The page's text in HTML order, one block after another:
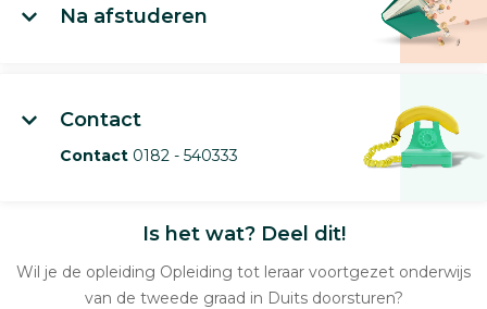
Na afstuderen
Contact
Contact 0182 - 540333
Is het wat? Deel dit!
Wil je de opleiding Opleiding tot leraar voortgezet onderwijs
van de tweede graad in Duits doorsturen?